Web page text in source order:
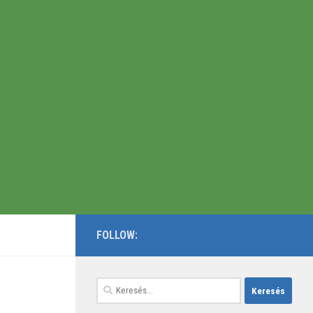
FOLLOW:
Keresés: